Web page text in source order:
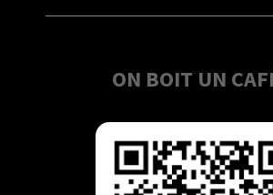
ON BOIT UN